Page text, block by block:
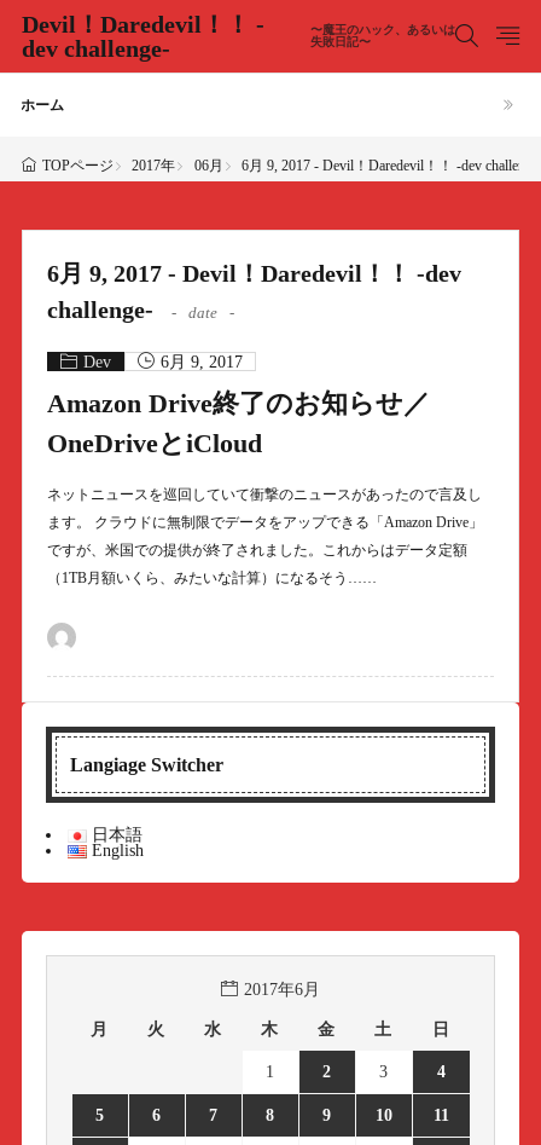
Devil！Daredevil！！ -
dev challenge-
〜魔王のハック、あるいは
失敗日記〜
ホーム
TOPページ 2017年 06月 6月 9, 2017 - Devil！Daredevil！！ -dev
6月 9, 2017 - Devil！Daredevil！！ -dev
challenge-
date
Dev 6月 9, 2017
Amazon Drive終了のお知らせ／
OneDriveとiCloud
ネットニュースを巡回していて衝撃のニュースがあったので言及し
ます。 クラウドに無制限でデータをアップできる「Amazon Drive」
ですが、米国での提供が終了されました。これからはデータ定額
（1TB月額いくら、みたいな計算）になるそう……
Langiage Switcher
日本語
English
2017年6月
月 火 水 木 金 土 日
1 2 3 4
5 6 7 8 9 10 11